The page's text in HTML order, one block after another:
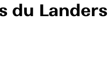
du Landers